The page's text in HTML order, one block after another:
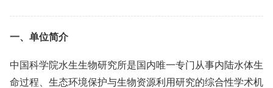
一、单位简介
中国科学院水生生物研究所是国内唯一专门从事内陆水体生
命过程、生态环境保护与生物资源利用研究的综合性学术机